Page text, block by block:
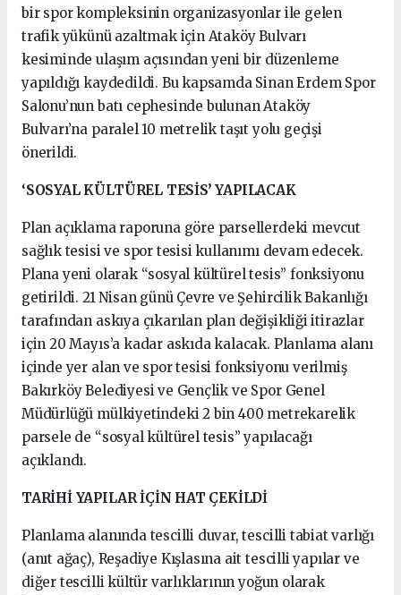
bir spor kompleksinin organizasyonlar ile gelen
trafik yükünü azaltmak için Ataköy Bulvarı
kesiminde ulaşım açısından yeni bir düzenleme
yapıldığı kaydedildi. Bu kapsamda Sinan Erdem Spor
Salonu’nun batı cephesinde bulunan Ataköy
Bulvarı’na paralel 10 metrelik taşıt yolu geçişi
önerildi.
‘SOSYAL KÜLTÜREL TESİS’ YAPILACAK
Plan açıklama raporuna göre parsellerdeki mevcut
sağlık tesisi ve spor tesisi kullanımı devam edecek.
Plana yeni olarak “sosyal kültürel tesis” fonksiyonu
getirildi. 21 Nisan günü Çevre ve Şehircilik Bakanlığı
tarafından askıya çıkarılan plan değişikliği itirazlar
için 20 Mayıs’a kadar askıda kalacak. Planlama alanı
içinde yer alan ve spor tesisi fonksiyonu verilmiş
Bakırköy Belediyesi ve Gençlik ve Spor Genel
Müdürlüğü mülkiyetindeki 2 bin 400 metrekarelik
parsele de “sosyal kültürel tesis” yapılacağı
açıklandı.
TARİHİ YAPILAR İÇİN HAT ÇEKİLDİ
Planlama alanında tescilli duvar, tescilli tabiat varlığı
(anıt ağaç), Reşadiye Kışlasına ait tescilli yapılar ve
diğer tescilli kültür varlıklarının yoğun olarak